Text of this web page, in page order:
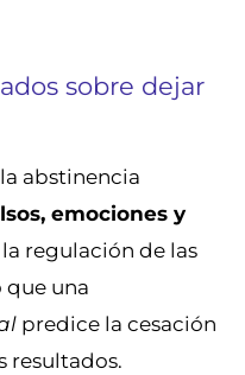
sobre dejar
abstinencia
emociones y
la regulación de las
que una
predice la cesación
resultados.